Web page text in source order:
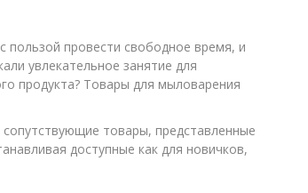
провести свободное время, и
увлекательное занятие для
продукта? Товары для мыловарения
товары, представленные
доступные как для новичков,